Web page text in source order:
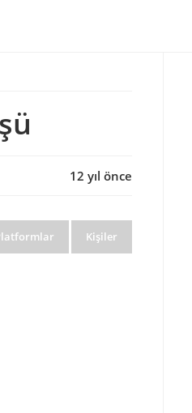
12 yıl önce
Kişiler